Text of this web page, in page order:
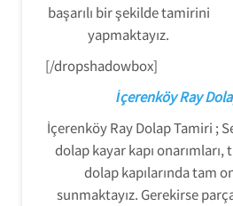
başarılı bir şekilde tamirini
yapmaktayız.
[/dropshadowbox]
İçerenköy Ray
İçerenköy Ray Dolap Tamiri ;
dolap kayar kapı onarımları,
dolap kapılarında tam
sunmaktayız. Gerekirse